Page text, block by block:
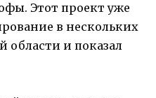
Этот проект уже
в нескольких
области и показал